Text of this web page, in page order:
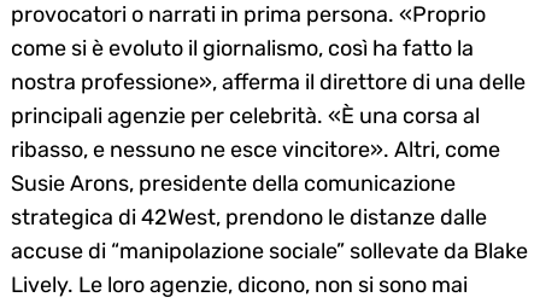
provocatori o narrati in prima persona. «Proprio
come si è evoluto il giornalismo, così ha fatto la
nostra professione», afferma il direttore di una delle
principali agenzie per celebrità. «È una corsa al
ribasso, e nessuno ne esce vincitore». Altri, come
Susie Arons, presidente della comunicazione
strategica di 42West, prendono le distanze dalle
accuse di “manipolazione sociale” sollevate da Blake
Lively. Le loro agenzie, dicono, non si sono mai